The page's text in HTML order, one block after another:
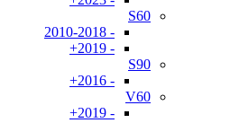
S60
- 2010-2018
- 2019+
S90
- 2016+
V60
- 2019+